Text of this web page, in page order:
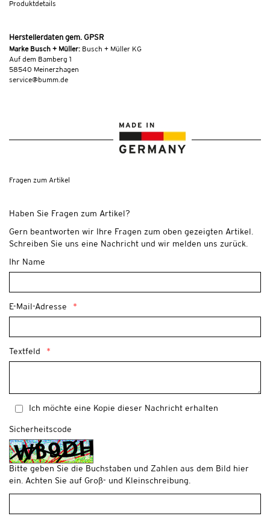
Produktdetails
Herstellerdaten gem. GPSR
Marke Busch + Müller: Busch + Müller KG
Auf dem Bamberg 1
58540 Meinerzhagen
service@bumm.de
Fragen zum Artikel
Haben Sie Fragen zum Artikel?
Gern beantworten wir Ihre Fragen zum oben gezeigten Artikel.
Schreiben Sie uns eine Nachricht und wir melden uns zurück.
Ihr Name
E-Mail-Adresse
Textfeld
Ich möchte eine Kopie dieser Nachricht erhalten
Sicherheitscode
Bitte geben Sie die Buchstaben und Zahlen aus dem Bild hier
ein. Achten Sie auf Groß- und Kleinschreibung.